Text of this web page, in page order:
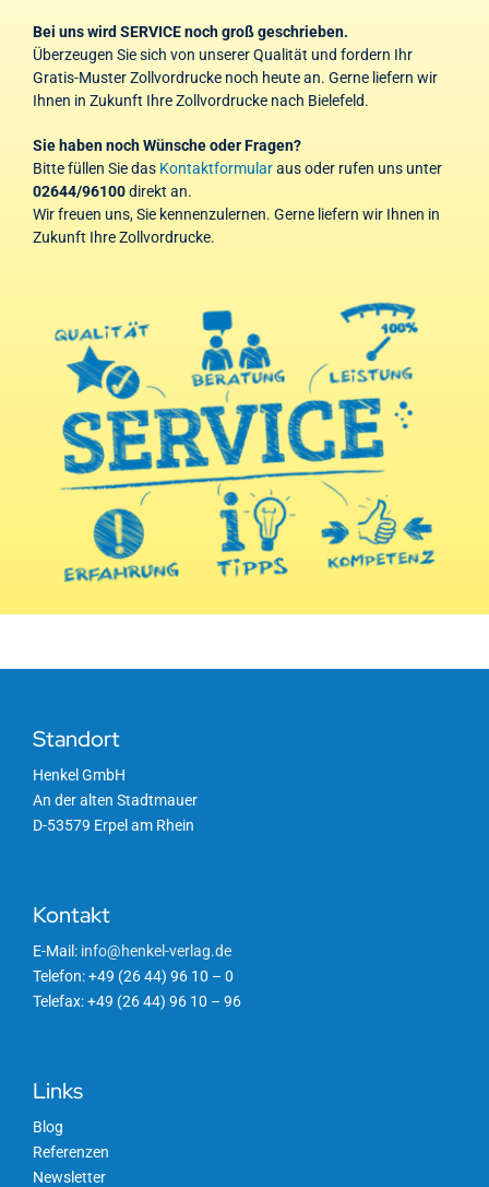
Bei uns wird SERVICE noch groß geschrieben.
Überzeugen Sie sich von unserer Qualität und fordern Ihr
Gratis-Muster Zollvordrucke noch heute an. Gerne liefern wir
Ihnen in Zukunft Ihre Zollvordrucke nach Bielefeld.
Sie haben noch Wünsche oder Fragen?
Bitte füllen Sie das Kontaktformularaus oder rufen uns unter
02644/96100direkt an.
Wir freuen uns, Sie kennenzulernen. Gerne liefern wir Ihnen in
Zukunft Ihre Zollvordrucke.
Standort
Henkel GmbH
An der alten Stadtmauer
D-53579 Erpel am Rhein
Kontakt
E-Mail: info@henkel-verlag.de
Telefon: +49 (26 44) 96 10 – 0
Telefax: +49 (26 44) 96 10 – 96
Links
Blog
Referenzen
Newsletter